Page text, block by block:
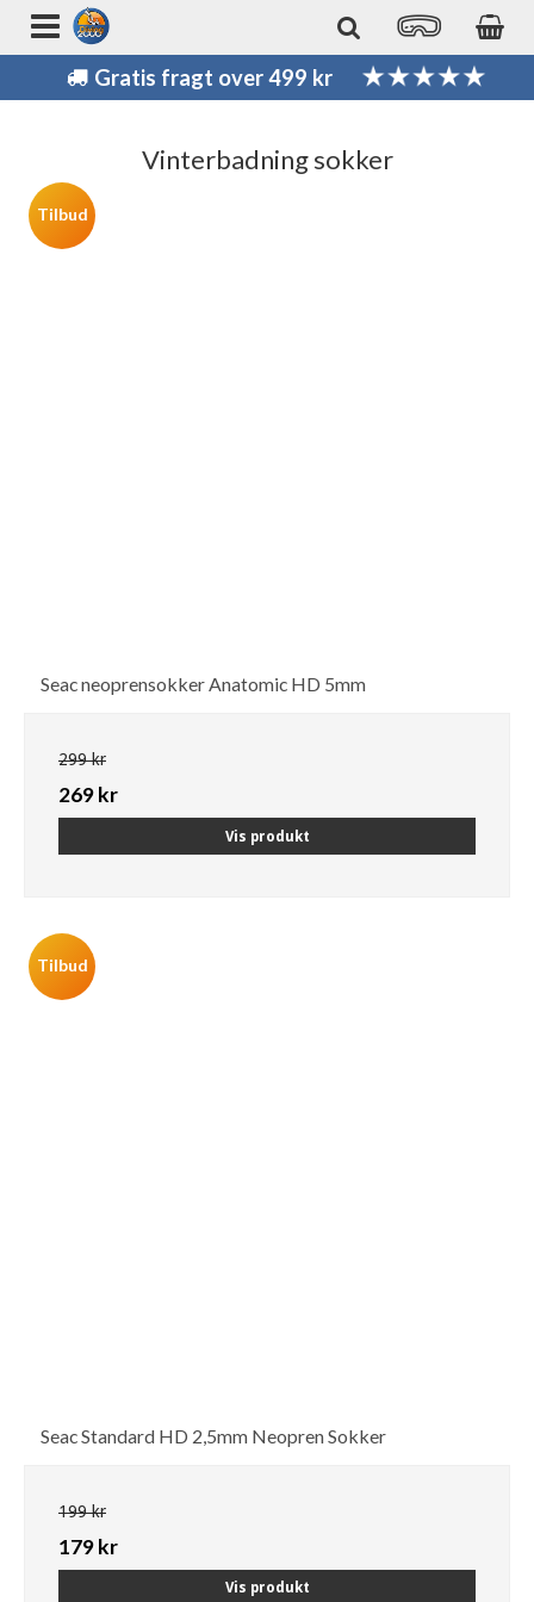
Gratis fragt over 499 kr
Vinterbadning sokker
Tilbud
Seac neoprensokker Anatomic HD 5mm
299 kr
269 kr
Vis produkt
Tilbud
Seac Standard HD 2,5mm Neopren Sokker
199 kr
179 kr
Vis produkt